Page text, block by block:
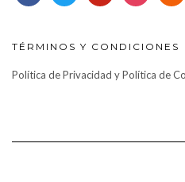
TÉRMINOS Y CONDICIONES
Política de Privacidad y Política de